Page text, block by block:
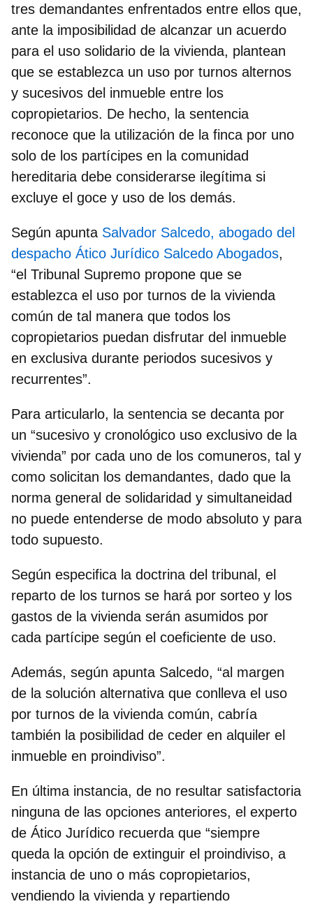
tres demandantes enfrentados entre ellos que,
ante la imposibilidad de alcanzar un acuerdo
para el uso solidario de la vivienda, plantean
que se establezca un uso por turnos alternos
y sucesivos del inmueble entre los
copropietarios. De hecho, la sentencia
reconoce que la utilización de la finca por uno
solo de los partícipes en la comunidad
hereditaria debe considerarse ilegítima si
excluye el goce y uso de los demás.
Según apunta Salvador Salcedo, abogado del
despacho Ático Jurídico Salcedo Abogados,
“el Tribunal Supremo propone que se
establezca el uso por turnos de la vivienda
común de tal manera que todos los
copropietarios puedan disfrutar del inmueble
en exclusiva durante periodos sucesivos y
recurrentes”.
Para articularlo, la sentencia se decanta por
un “sucesivo y cronológico uso exclusivo de la
vivienda” por cada uno de los comuneros, tal y
como solicitan los demandantes, dado que la
norma general de solidaridad y simultaneidad
no puede entenderse de modo absoluto y para
todo supuesto.
Según especifica la doctrina del tribunal, el
reparto de los turnos se hará por sorteo y los
gastos de la vivienda serán asumidos por
cada partícipe según el coeficiente de uso.
Además, según apunta Salcedo, “al margen
de la solución alternativa que conlleva el uso
por turnos de la vivienda común, cabría
también la posibilidad de ceder en alquiler el
inmueble en proindiviso”.
En última instancia, de no resultar satisfactoria
ninguna de las opciones anteriores, el experto
de Ático Jurídico recuerda que “siempre
queda la opción de extinguir el proindiviso, a
instancia de uno o más copropietarios,
vendiendo la vivienda y repartiendo